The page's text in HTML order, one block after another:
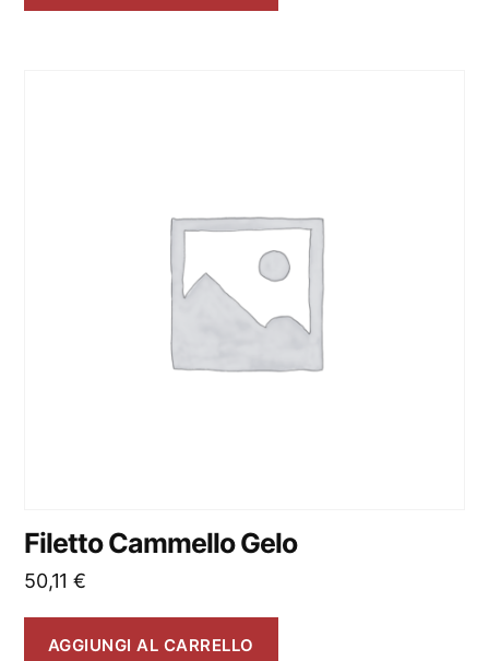
Filetto Cammello Gelo
50,11 €
AGGIUNGI AL CARRELLO